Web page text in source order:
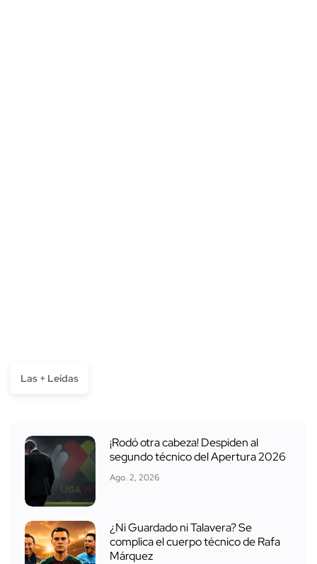
Las + Leídas
¡Rodó otra cabeza! Despiden al
segundo técnico del Apertura 2026
Ago. 2, 2026
¿Ni Guardado ni Talavera? Se
complica el cuerpo técnico de Rafa
Márquez